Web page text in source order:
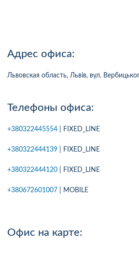
Адрес офиса:
Львовская область, Львів, вул.
Телефоны офиса:
+380322445554 | FIXED_LINE
+380322444139 | FIXED_LINE
+380322444120 | FIXED_LINE
+380672601007 | MOBILE
Офис на карте: